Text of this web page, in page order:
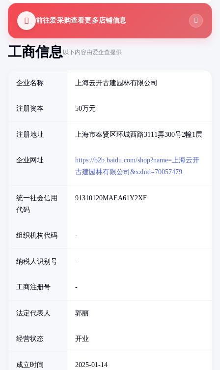
工商信息以下内容由爱企查提供
企业名称 上海云开古建园林有限公司
注册资本 50万元
注册地址 上海市奉贤区环城西路3111弄300号2幢1层
企业网址
https://b2b.baidu.com/shop?name=上海云开
古建园林有限公司&xzhid=70057479
统一社会信用
代码
91310120MAEA61Y2XF
组织机构代码 -
纳税人识别号 -
工商注册号 -
法定代表人 郭丽
经营状态 开业
成立时间 2025-01-14
前往爱采购查看更多店铺信息